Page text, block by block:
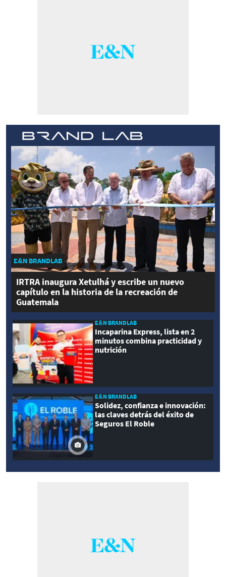
E&N BRANDLAB
IRTRA inaugura Xetulhá y escribe un nuevo
capítulo en la historia de la recreación de
Guatemala
E&N BRANDLAB
Incaparina Express, lista en 2
minutos combina practicidad y
nutrición
E&N BRANDLAB
Solidez, confianza e innovación:
las claves detrás del éxito de
Seguros El Roble